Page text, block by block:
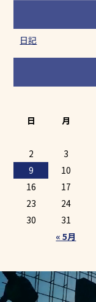
日記
日
月
« 5月
2
3
9
10
16
17
23
24
30
31